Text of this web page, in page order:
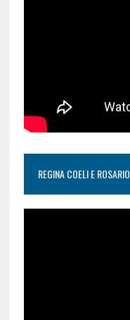
REGINA COELI E ROSARIO